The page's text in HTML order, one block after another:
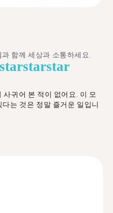
과 함께 세상과 소통하세요.
starstar
귀어 본 적이 없어요. 이 모
는 것은 정말 즐거운 일입니